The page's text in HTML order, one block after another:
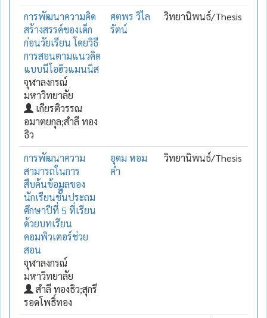
การพัฒนาความคิด
สร้างสรรค์ของเด็ก
ก่อนวัยเรียน โดยวิธี
การสอนตามแนวคิด
แบบนีโอฮิวแมนนิส
จุฬาลงกรณ์
มหาวิทยาลัย
เกียรติวรรณ
อมาตยกุล;สำลี ทอง
ธิว
ศตพร วิไล
รัตน์
วิทยานิพนธ์/Thesis
การพัฒนาความ
สามารถในการ
สืบค้นข้อมูลของ
นักเรียนชั้นประถม
ศึกษาปีที่ 5 ที่เรียน
ด้วยบทเรียน
คอมพิวเตอร์ช่วย
สอน
จุฬาลงกรณ์
มหาวิทยาลัย
สำลี ทองธิว;สุกรี
รอดโพธิ์ทอง
อุดม หอม
คำ
วิทยานิพนธ์/Thesis